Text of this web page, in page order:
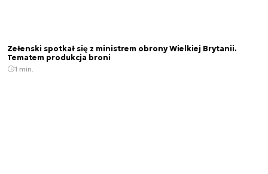
Zełenski spotkał się z ministrem obrony Wielkiej Brytanii.
Tematem produkcja broni
1 min.